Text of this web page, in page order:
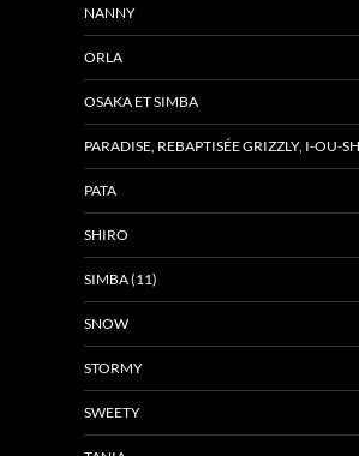
NANNY
ORLA
OSAKA ET SIMBA
PARADISE, REBAPTISÉE GRIZZLY, I-OU-
PATA
SHIRO
SIMBA (11)
SNOW
STORMY
SWEETY